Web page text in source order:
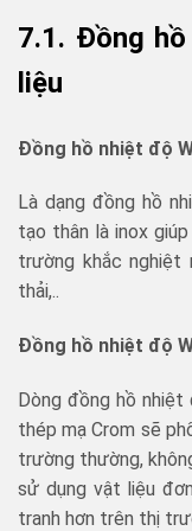
7.1. Đồng
liệu
Đồng hồ nhiệt độ
Là dạng đồng hồ
tạo thân là inox
trường khắc nghiệt
thải,..
Đồng hồ nhiệt độ
Dòng đồng hồ
thép mạ Crom sẽ
trường thường,
sử dụng vật liệu
tranh hơn trên thị